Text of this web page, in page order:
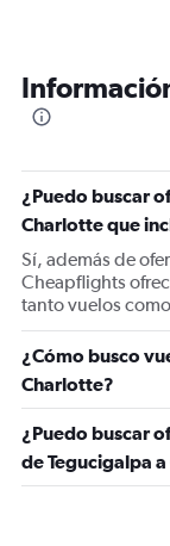
¿Puedo buscar
Charlotte que
Sí, además de
Cheapflights
tanto vuelos
¿Cómo busco
Charlotte?
¿Puedo buscar
de Tegucigalpa